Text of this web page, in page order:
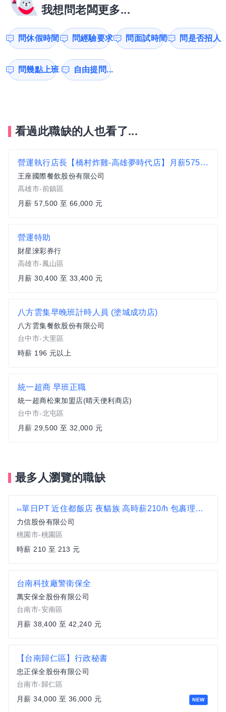
我想問老闆更多...
問休假時間 問經驗要求 問面試時間 問是否招人
問幾點上班 自由提問...
看過此職缺的人也看了...
營運執行店長【橋村炸雞-高雄夢時代店】月薪57500-66000 #另有門市達標獎金
王座國際餐飲股份有限公司
高雄市-前鎮區
月薪 57,500 至 66,000 元
營運特助
財星淶彩券行
高雄市-鳳山區
月薪 30,400 至 33,400 元
八方雲集早晚班計時人員 (塗城成功店)
八方雲集餐飲股份有限公司
台中市-大里區
時薪 196 元以上
統一超商 早班正職
統一超商松東加盟店(晴天便利商店)
台中市-北屯區
月薪 29,500 至 32,000 元
最多人瀏覽的職缺
⨝單日PT 近住都飯店 夜貓族 高時薪210/h 包裹理貨員D
力信股份有限公司
桃園市-桃園區
時薪 210 至 213 元
台南科技廠警衛保全
萬安保全股份有限公司
台南市-安南區
月薪 38,400 至 42,240 元
NEW
【台南歸仁區】行政秘書
忠正保全股份有限公司
台南市-歸仁區
月薪 34,000 至 36,000 元